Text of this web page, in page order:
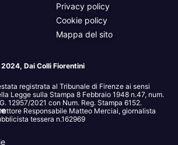
Privacy policy
Cookie policy
Mappa del sito
Dai Colli Fiorentini
registrata al Tribunale di Firenze ai sensi
Legge sulla Stampa 8 Febbraio 1948 n.47, num.
12957/2021 con Num. Reg. Stampa 6152.
Responsabile Matteo Merciai, giornalista
tessera n.162969